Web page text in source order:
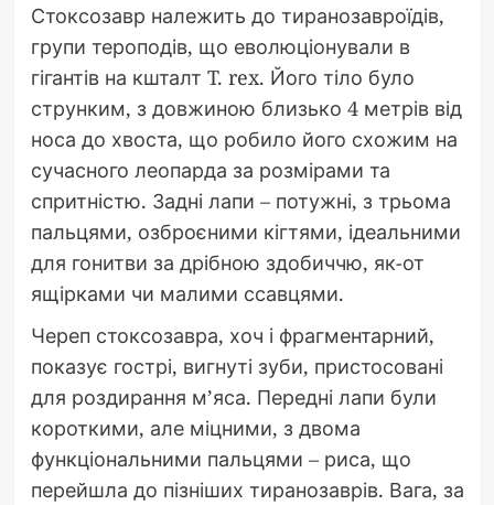
Стоксозавр належить до тиранозавроїдів,
групи тероподів, що еволюціонували в
гігантів на кшталт T. rex. Його тіло було
струнким, з довжиною близько 4 метрів від
носа до хвоста, що робило його схожим на
сучасного леопарда за розмірами та
спритністю. Задні лапи – потужні, з трьома
пальцями, озброєними кігтями, ідеальними
для гонитви за дрібною здобиччю, як-от
ящірками чи малими ссавцями.
Череп стоксозавра, хоч і фрагментарний,
показує гострі, вигнуті зуби, пристосовані
для роздирання м’яса. Передні лапи були
короткими, але міцними, з двома
функціональними пальцями – риса, що
перейшла до пізніших тиранозаврів. Вага, за